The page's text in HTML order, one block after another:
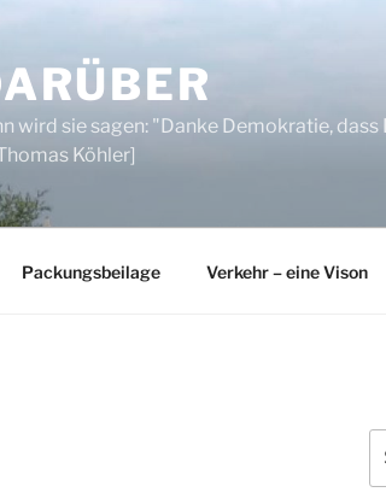
wird sie sagen: "Danke Demokratie,
Köhler]
Packungsbeilage Verkehr – eine Vison